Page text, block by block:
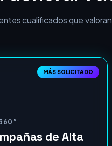
DE ALTO IMPACTO
Generar